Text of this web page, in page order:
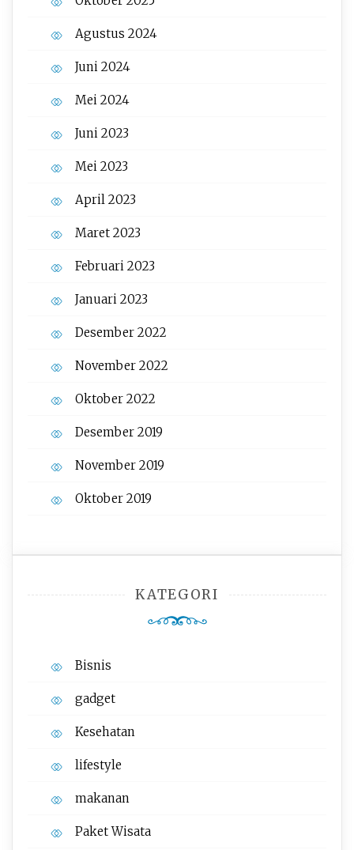
Agustus 2024
Juni 2024
Mei 2024
Juni 2023
Mei 2023
April 2023
Maret 2023
Februari 2023
Januari 2023
Desember 2022
November 2022
Oktober 2022
Desember 2019
November 2019
Oktober 2019
KATEGORI
Bisnis
gadget
Kesehatan
lifestyle
makanan
Paket Wisata